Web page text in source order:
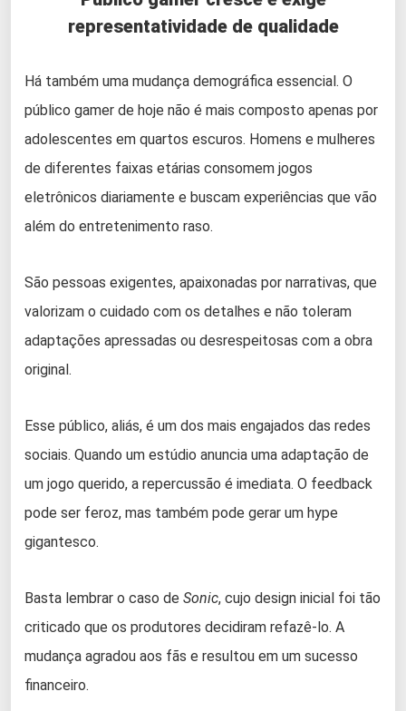
representatividade de qualidade
Há também uma mudança demográfica essencial. O
público gamer de hoje não é mais composto apenas por
adolescentes em quartos escuros. Homens e mulheres
de diferentes faixas etárias consomem jogos
eletrônicos diariamente e buscam experiências que vão
além do entretenimento raso.
São pessoas exigentes, apaixonadas por narrativas, que
valorizam o cuidado com os detalhes e não toleram
adaptações apressadas ou desrespeitosas com a obra
original.
Esse público, aliás, é um dos mais engajados das redes
sociais. Quando um estúdio anuncia uma adaptação de
um jogo querido, a repercussão é imediata. O feedback
pode ser feroz, mas também pode gerar um hype
gigantesco.
Basta lembrar o caso de Sonic, cujo design inicial foi tão
criticado que os produtores decidiram refazê-lo. A
mudança agradou aos fãs e resultou em um sucesso
financeiro.